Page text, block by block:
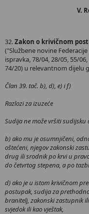
V.
32.Zakon o krivičnom
("Službene novine
ispravka, 78/04, 28/05, 55/
74/20) u relevantnom dijelu
Član 39. tač. b), d), e) i f)
Razlozi za izuzeće
Sudija ne može vršiti sudijsku
b) ako mu je osumnjičeni,
oštećeni, njegov zakonski
drug ili srodnik po krvi u
do četvrtog stepena, a po
d) ako je u istom krivičnom
postupak, sudija za
branitelj, zakonski zastupnik
svjedok ili kao vještak,